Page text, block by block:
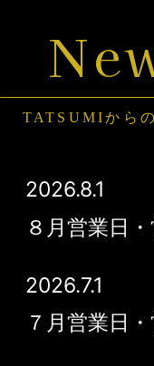
TATSUMIから
2026.8.1
８月営業日
2026.7.1
７月営業日